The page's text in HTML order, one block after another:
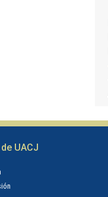
UACJ